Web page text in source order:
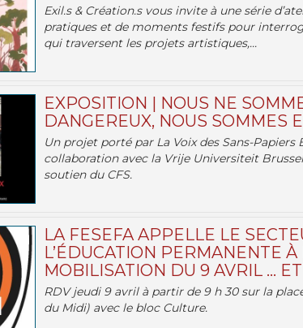
Exil.s & Création.s vous invite à une série
pratiques et de moments festifs pour
qui traversent les projets artistiques,...
EXPOSITION | NOUS NE
DANGEREUX, NOUS SOMMES
Un projet porté par La Voix des Sans-Papiers
collaboration avec la Vrije Universiteit
soutien du CFS.
LA FESEFA APPELLE LE
L’ÉDUCATION PERMANENTE
MOBILISATION DU 9 AVRIL …
RDV jeudi 9 avril à partir de 9 h 30 sur la
du Midi) avec le bloc Culture.